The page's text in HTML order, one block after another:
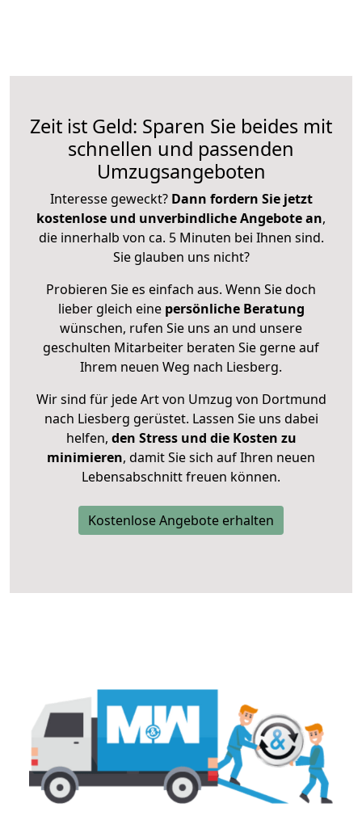
Zeit ist Geld: Sparen Sie beides mit
schnellen und passenden
Umzugsangeboten
Interesse geweckt? Dann fordern Sie jetzt
kostenlose und unverbindliche Angebote an,
die innerhalb von ca. 5 Minuten bei Ihnen sind.
Sie glauben uns nicht?
Probieren Sie es einfach aus. Wenn Sie doch
lieber gleich eine persönliche Beratung
wünschen, rufen Sie uns an und unsere
geschulten Mitarbeiter beraten Sie gerne auf
Ihrem neuen Weg nach Liesberg.
Wir sind für jede Art von Umzug von Dortmund
nach Liesberg gerüstet. Lassen Sie uns dabei
helfen, den Stress und die Kosten zu
minimieren, damit Sie sich auf Ihren neuen
Lebensabschnitt freuen können.
Kostenlose Angebote erhalten